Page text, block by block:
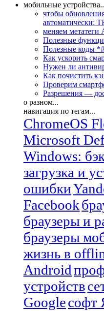
мобильные
чтобы
автоматически:
меняем
Полезные
Полезные коды
Как ускорить
Нужен ли
Как почистить
Проверим
Разрешения —
о разном...
навигация по тегам...
ChromeOS
Microsoft
Windows:
загрузка и
ошибки
Facebook
браузеры и
браузеры
жизнь в
Android
устройств
Googleсофт